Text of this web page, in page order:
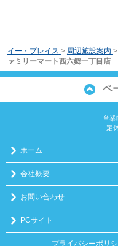
イー・プレイス > 周辺施設案内 >
ァミリーマート西六郷一丁目店
ペ
営業
定
ホーム
会社概要
お問い合わせ
PCサイト
プライバシーポリ